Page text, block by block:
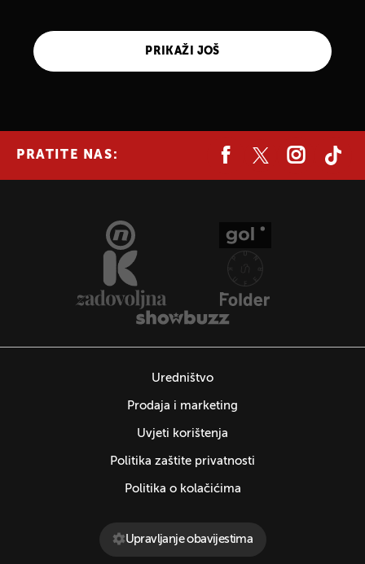
PRIKAŽI JOŠ
PRATITE NAS:
Uredništvo
Prodaja i marketing
Uvjeti korištenja
Politika zaštite privatnosti
Politika o kolačićima
Upravljanje obavijestima